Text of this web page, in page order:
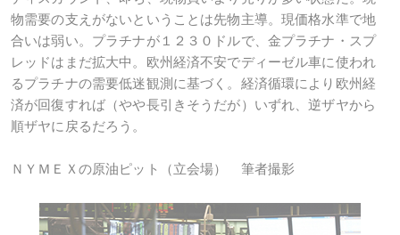
物需要の支えがないということは先物主導。現価格水準で地
合いは弱い。プラチナが１２３０ドルで、金プラチナ・スプ
レッドはまだ拡大中。欧州経済不安でディーゼル車に使われ
るプラチナの需要低迷観測に基づく。経済循環により欧州経
済が回復すれば（やや長引きそうだが）いずれ、逆ザヤから
順ザヤに戻るだろう。
ＮＹＭＥＸの原油ピット（立会場） 筆者撮影